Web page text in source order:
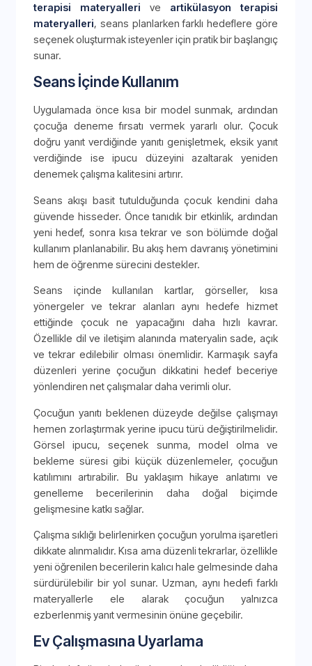
terapisi materyalleri ve artikülasyon terapisi
materyalleri, seans planlarken farklı hedeflere göre
seçenek oluşturmak isteyenler için pratik bir başlangıç
sunar.
Seans İçinde Kullanım
Uygulamada önce kısa bir model sunmak, ardından
çocuğa deneme fırsatı vermek yararlı olur. Çocuk
doğru yanıt verdiğinde yanıtı genişletmek, eksik yanıt
verdiğinde ise ipucu düzeyini azaltarak yeniden
denemek çalışma kalitesini artırır.
Seans akışı basit tutulduğunda çocuk kendini daha
güvende hisseder. Önce tanıdık bir etkinlik, ardından
yeni hedef, sonra kısa tekrar ve son bölümde doğal
kullanım planlanabilir. Bu akış hem davranış yönetimini
hem de öğrenme sürecini destekler.
Seans içinde kullanılan kartlar, görseller, kısa
yönergeler ve tekrar alanları aynı hedefe hizmet
ettiğinde çocuk ne yapacağını daha hızlı kavrar.
Özellikle dil ve iletişim alanında materyalin sade, açık
ve tekrar edilebilir olması önemlidir. Karmaşık sayfa
düzenleri yerine çocuğun dikkatini hedef beceriye
yönlendiren net çalışmalar daha verimli olur.
Çocuğun yanıtı beklenen düzeyde değilse çalışmayı
hemen zorlaştırmak yerine ipucu türü değiştirilmelidir.
Görsel ipucu, seçenek sunma, model olma ve
bekleme süresi gibi küçük düzenlemeler, çocuğun
katılımını artırabilir. Bu yaklaşım hikaye anlatımı ve
genelleme becerilerinin daha doğal biçimde
gelişmesine katkı sağlar.
Çalışma sıklığı belirlenirken çocuğun yorulma işaretleri
dikkate alınmalıdır. Kısa ama düzenli tekrarlar, özellikle
yeni öğrenilen becerilerin kalıcı hale gelmesinde daha
sürdürülebilir bir yol sunar. Uzman, aynı hedefi farklı
materyallerle ele alarak çocuğun yalnızca
ezberlenmiş yanıt vermesinin önüne geçebilir.
Ev Çalışmasına Uyarlama